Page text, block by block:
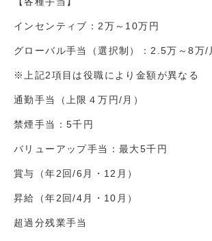
インセンティブ：2万～10万円
グローバル手当（選択制）：2.5万～8
※上記2項目は役職により金額が異なる
通勤手当（上限４万円/月）
禁煙手当：5千円
バリューアップ手当：最大5千円
賞与（年2回/6月・12月）
昇給（年2回/4月・10月）
超過分残業手当